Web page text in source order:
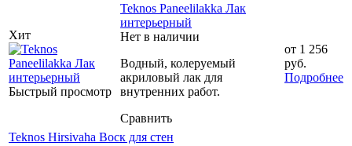
Хит
Быстрый просмотр
Teknos Paneelilakka Лак
интерьерный
Нет в наличии
Водный, колеруемый
акриловый лак для
внутренних работ.
Сравнить
от 1 256
руб.
Подробнее
Teknos Hirsivaha Воск для стен